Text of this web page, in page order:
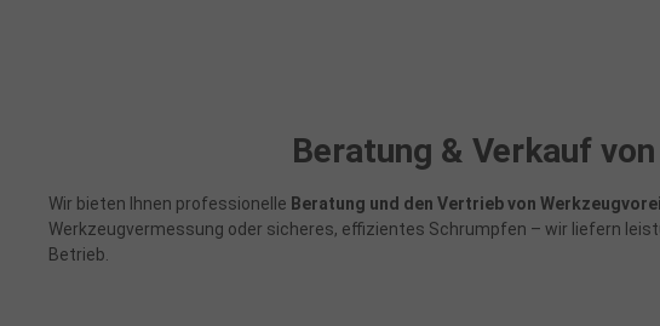
Beratung & Verkauf
Wir bieten Ihnen professionelle Beratung und den Vertrieb von
Werkzeugvermessung oder sicheres, effizientes Schrumpfen – wir liefern
Betrieb.